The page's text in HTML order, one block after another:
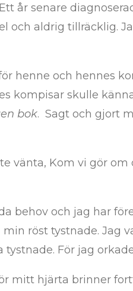
år senare
och aldrig tillräcklig.
henne och hennes
kompisar skulle
bok. Sagt och gjort
vänta, Kom vi gör
behov och jag har
röst tystnade. Jag
För jag
mitt hjärta brinner